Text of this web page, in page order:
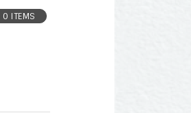
0 ITEMS